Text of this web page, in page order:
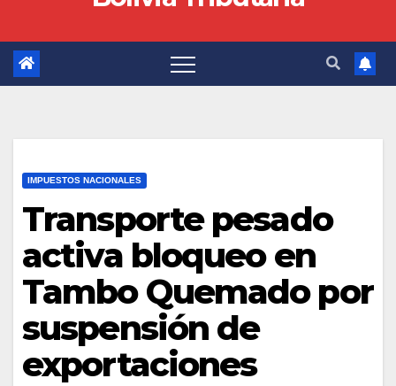
IMPUESTOS NACIONALES
Transporte pesado
activa bloqueo en
Tambo Quemado por
suspensión de
exportaciones